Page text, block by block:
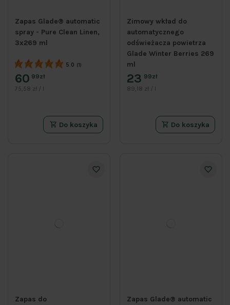
Zapas Glade® automatic
spray - Pure Clean Linen,
3x269 ml
5.0 (1)
60 99zł
75,58 zł / l
Do koszyka
Zimowy wkład do
automatycznego
odświeżacza powietrza
Glade Winter Berries 269
ml
23 99zł
89,18 zł / l
Do koszyka
Zapas do
Zapas Glade® automatic